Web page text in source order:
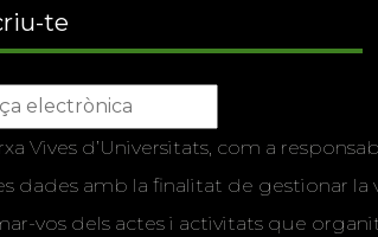
te
Vives d’Universitats, com a
dades amb la finalitat de gestionar la
vos dels actes i activitats que